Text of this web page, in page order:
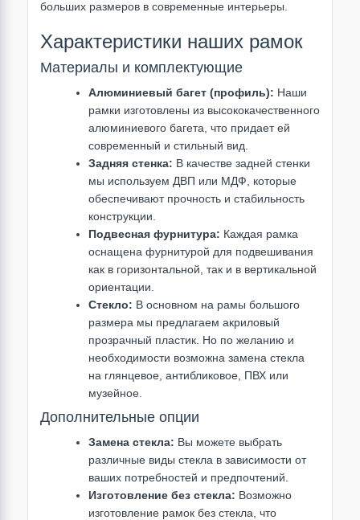
больших размеров в современные интерьеры.
Характеристики наших рамок
Материалы и комплектующие
Алюминиевый багет (профиль): Наши
рамки изготовлены из высококачественного
алюминиевого багета, что придает ей
современный и стильный вид.
Задняя стенка: В качестве задней стенки
мы используем ДВП или МДФ, которые
обеспечивают прочность и стабильность
конструкции.
Подвесная фурнитура: Каждая рамка
оснащена фурнитурой для подвешивания
как в горизонтальной, так и в вертикальной
ориентации.
Стекло: В основном на рамы большого
размера мы предлагаем акриловый
прозрачный пластик. Но по желанию и
необходимости возможна замена стекла
на глянцевое, антибликовое, ПВХ или
музейное.
Дополнительные опции
Замена стекла: Вы можете выбрать
различные виды стекла в зависимости от
ваших потребностей и предпочтений.
Изготовление без стекла: Возможно
изготовление рамок без стекла, что